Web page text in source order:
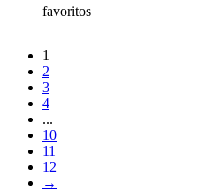
favoritos
1
2
3
4
...
10
11
12
→